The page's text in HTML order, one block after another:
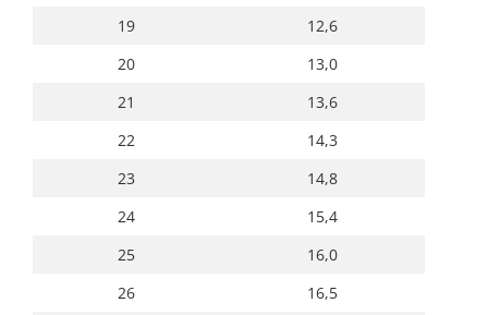
19
12,6
20
13,0
21
13,6
22
14,3
23
14,8
24
15,4
25
16,0
26
16,5